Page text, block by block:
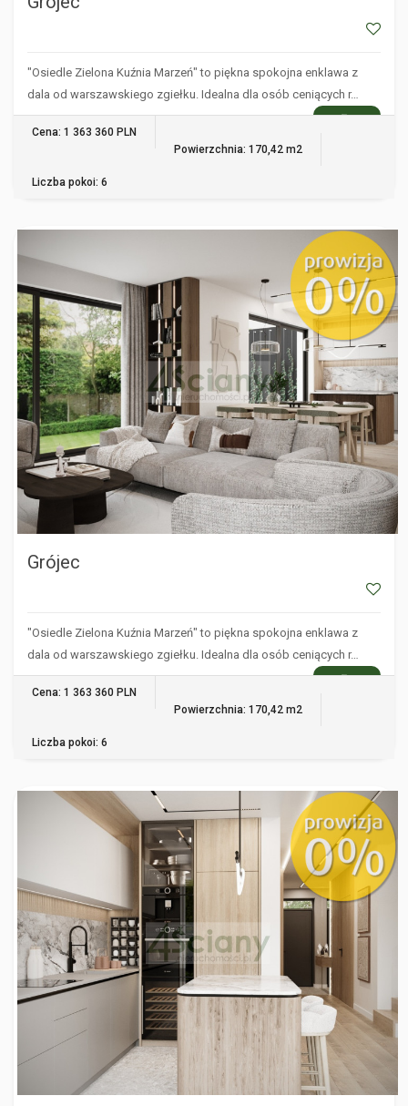
"Osiedle Zielona Kuźnia Marzeń" to piękna spokojna enklawa z
dala od warszawskiego zgiełku. Idealna dla osób ceniących r…
WIĘCEJ
Cena: 1 363 360 PLN
Powierzchnia: 170,42 m2
Liczba pokoi: 6
Grójec
"Osiedle Zielona Kuźnia Marzeń" to piękna spokojna enklawa z
dala od warszawskiego zgiełku. Idealna dla osób ceniących r…
WIĘCEJ
Cena: 1 363 360 PLN
Powierzchnia: 170,42 m2
Liczba pokoi: 6
GRÓJEC